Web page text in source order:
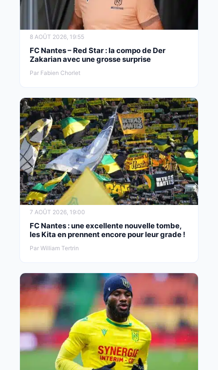
8 AOÛT 2026, 19:55
FC Nantes – Red Star : la compo de Der
Zakarian avec une grosse surprise
Par Fabien Chorlet
7 AOÛT 2026, 19:00
FC Nantes : une excellente nouvelle tombe,
les Kita en prennent encore pour leur grade !
Par William Tertrin